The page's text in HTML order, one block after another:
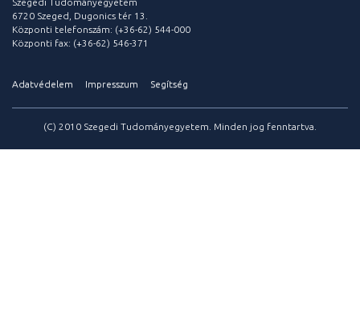
Szegedi Tudományegyetem
6720 Szeged, Dugonics tér 13.
Központi telefonszám: (+36-62) 544-000
Központi fax: (+36-62) 546-371
Adatvédelem Impresszum Segítség
(C) 2010 Szegedi Tudományegyetem. Minden jog fenntartva.